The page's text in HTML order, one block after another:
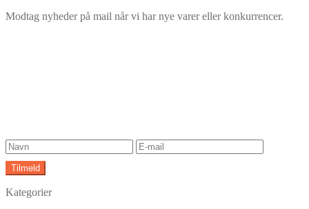
Modtag nyheder på mail når vi har nye varer eller konkurrencer.
Kategorier